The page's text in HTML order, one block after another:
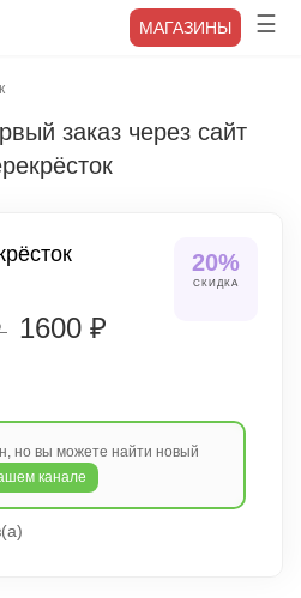
МАГАЗИНЫ
заказ через сайт
20%
СКИДКА
1600 ₽
но вы можете найти новый
канале